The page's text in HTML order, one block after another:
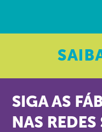
SIGA AS
NAS